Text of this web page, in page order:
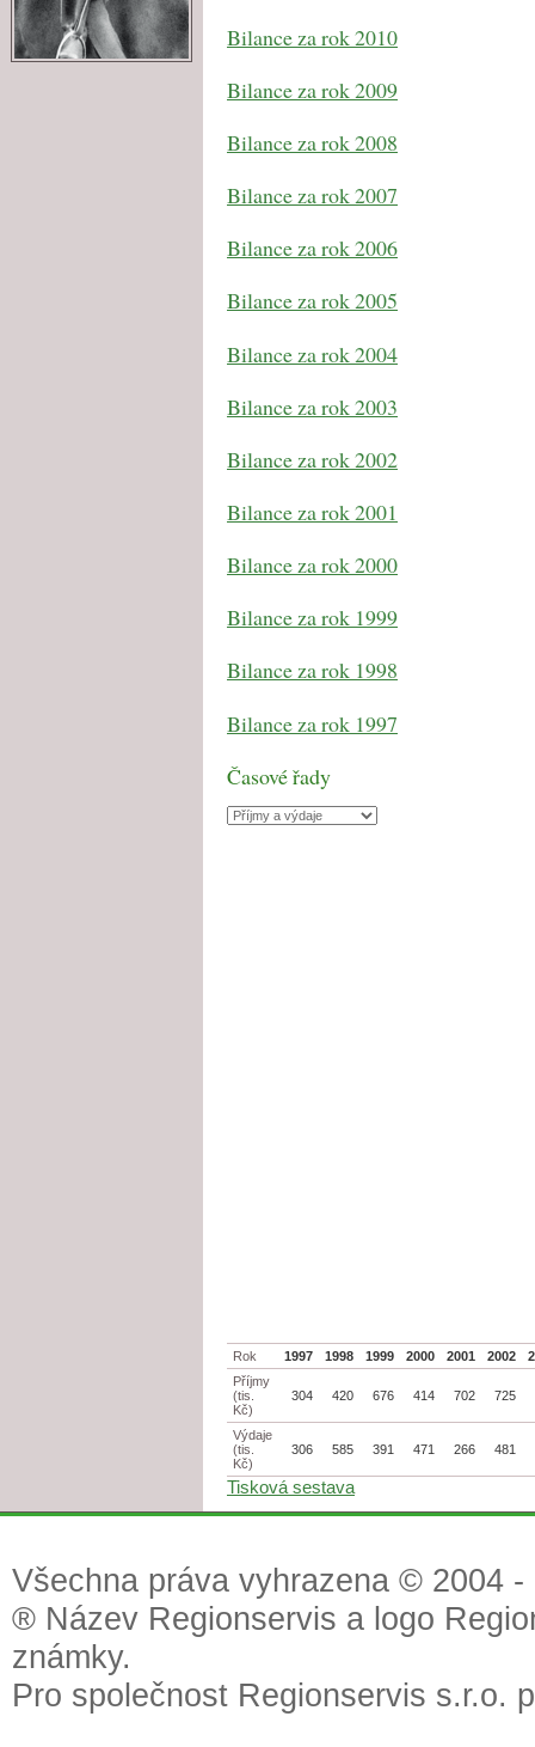
Bilance za rok 2010
Bilance za rok 2009
Bilance za rok 2008
Bilance za rok 2007
Bilance za rok 2006
Bilance za rok 2005
Bilance za rok 2004
Bilance za rok 2003
Bilance za rok 2002
Bilance za rok 2001
Bilance za rok 2000
Bilance za rok 1999
Bilance za rok 1998
Bilance za rok 1997
Časové řady
Rok 1997 1998 1999 2000 2001 2002
Příjmy
(tis.
Kč)
304 420 676 414 702 725
Výdaje
(tis.
Kč)
306 585 391 471 266 481
Tisková sestava
Všechna práva vyhrazena © 2004
® Název Regionservis a logo
známky.
Pro společnost Regionservis s.r.o.